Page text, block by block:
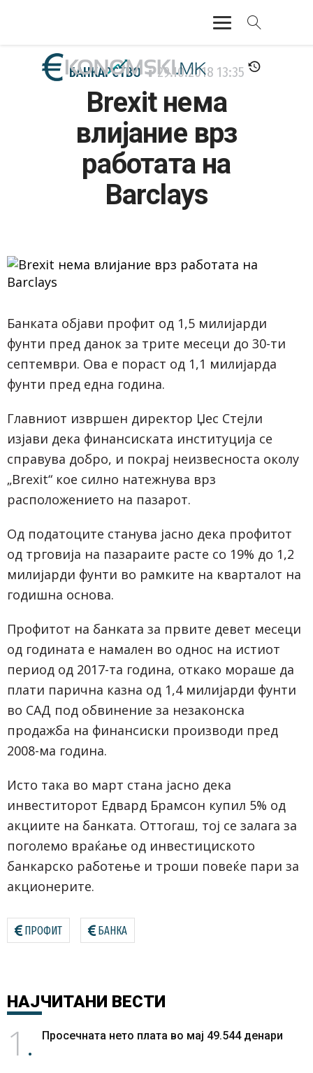
АКТУЕЛНО
ЕКОНОМИЈА
ФИНАНСИИ
БАНКАРСТВО
БАНКАРСТВО 29.10.2018 13:35
Brexit нема
влијание врз
работата на
Barclays
Банката објави профит од 1,5 милијарди
фунти пред данок за трите месеци до 30-ти
септември. Ова е пораст од 1,1 милијарда
фунти пред една година.
Главниот извршен директор Џес Стејли
изјави дека финансиската институција се
справува добро, и покрај неизвесноста околу
„Brexit“ кое силно натежнува врз
расположението на пазарот.
Од податоците станува јасно дека профитот
од трговија на пазараите расте со 19% до 1,2
милијарди фунти во рамките на кварталот на
годишна основа.
Профитот на банката за првите девет месеци
од годината е намален во однос на истиот
период од 2017-та година, откако мораше да
плати парична казна од 1,4 милијарди фунти
во САД под обвинение за незаконска
продажба на финансиски производи пред
2008-ма година.
Исто така во март стана јасно дека
инвеститорот Едвард Брамсон купил 5% од
акциите на банката. Оттогаш, тој се залага за
поголемо враќање од инвестициското
банкарско работење и троши повеќе пари за
акционерите.
ПРОФИТ БАНКА
НАЈЧИТАНИ ВЕСТИ
1 Просечната нето плата во мај 49.544 денари